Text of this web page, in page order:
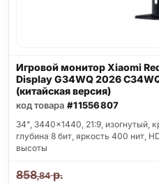
Игровой монитор Xiaomi
Display G34WQ 2026
(китайская версия)
код товара #11556807
34", 3440x1440, 21:9, изогнутый,
глубина 8 бит, яркость 400 нит,
высоты
858,84р.